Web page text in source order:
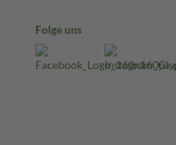
Folge uns